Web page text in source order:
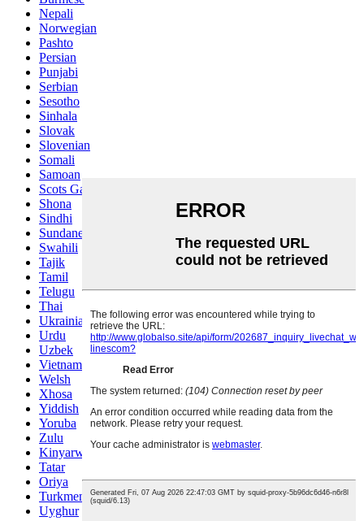
Nepali
Norwegian
Pashto
Persian
Punjabi
Serbian
Sesotho
Sinhala
Slovak
Slovenian
Somali
Samoan
Scots Gaelic
Shona
Sindhi
Sundanese
Swahili
Tajik
Tamil
Telugu
Thai
Ukrainian
Urdu
Uzbek
Vietnamese
Welsh
Xhosa
Yiddish
Yoruba
Zulu
Kinyarwanda
Tatar
Oriya
Turkmen
Uyghur